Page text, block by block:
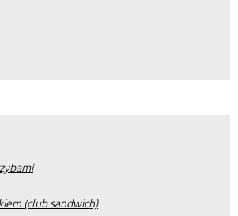
(club sandwich)